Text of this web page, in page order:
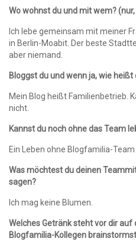
Wo wohnst du und mit wem?
Ich lebe gemeinsam mit meiner
in Berlin-Moabit. Der beste
aber niemand.
Bloggst du und wenn ja, wie heißt
Mein Blog heißt Familienbetrieb.
nicht.
Kannst du noch ohne das Team
Ein Leben ohne Blogfamilia-
Was möchtest du deinen
sagen?
Ich mag keine Blumen.
Welches Getränk steht vor dir
Blogfamilia-Kollegen